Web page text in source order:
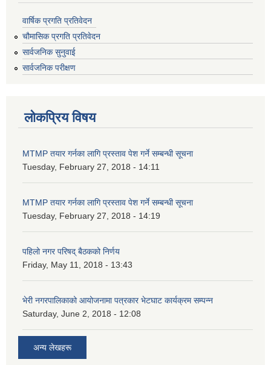
वार्षिक प्रगति प्रतिवेदन
चौमासिक प्रगति प्रतिवेदन
सार्वजनिक सुनुवाई
सार्वजनिक परीक्षण
लोकप्रिय विषय
MTMP तयार गर्नका लागि प्रस्ताव पेश गर्ने सम्बन्धी सूचना
Tuesday, February 27, 2018 - 14:11
MTMP तयार गर्नका लागि प्रस्ताव पेश गर्ने सम्बन्धी सूचना
Tuesday, February 27, 2018 - 14:19
पहिलो नगर परिषद् बैठकको निर्णय
Friday, May 11, 2018 - 13:43
भेरी नगरपालिकाको आयोजनामा पत्रकार भेटघाट कार्यक्रम सम्पन्न
Saturday, June 2, 2018 - 12:08
अन्य लेखहरू